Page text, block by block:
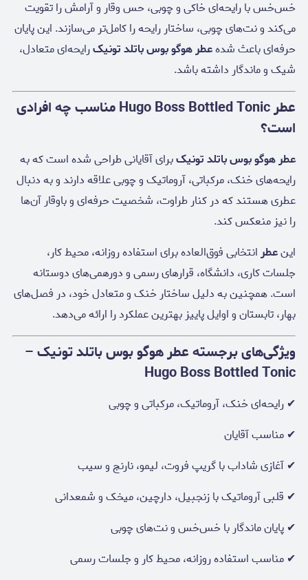
خس‌خس با رایحه‌ای خاکی و چوبی، حس وقار و آرامش را تقویت
می‌کند و نت‌های چوبی، ساختار رایحه را کامل‌تر می‌سازند. این پایان
حرفه‌ای باعث شدهعطر هوگو بوس باتلد تونیکرایحه‌ای متعادل،
شیک و ماندگار داشته باشد.
عطر Hugo Boss Bottled Tonic مناسب چه افرادی
است؟
عطر هوگو بوس باتلد تونیکبرای آقایانی طراحی شده است که به
رایحه‌های خنک، مرکباتی، آروماتیک و چوبی علاقه دارند و به دنبال
عطری هستند که در کنار طراوت، شخصیت حرفه‌ای و باوقار آن‌ها
را نیز منعکس کند.
اینعطرانتخابی فوق‌العاده برای استفاده روزانه، محیط کار،
جلسات کاری، دانشگاه، قرارهای رسمی و دورهمی‌های دوستانه
است. همچنین به دلیل ساختار خنک و متعادل خود، در فصل‌های
بهار، تابستان و اوایل پاییز بهترین عملکرد را ارائه می‌دهد.
ویژگی‌های برجسته عطر هوگو بوس باتلد تونیک –
Hugo Boss Bottled Tonic
✔ رایحه‌ای خنک، آروماتیک، مرکباتی و چوبی
✔ مناسب آقایان
✔ آغازی شاداب با گریپ فروت، لیمو، نارنج و سیب
✔ قلبی آروماتیک با زنجبیل، دارچین، میخک و شمعدانی
✔ پایان ماندگار با خس‌خس و نت‌های چوبی
✔ مناسب استفاده روزانه، محیط کار و جلسات رسمی